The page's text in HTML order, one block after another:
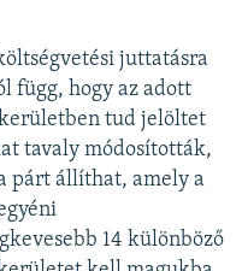
juttatásra
függ, hogy az adott
tud jelöltet
tavaly módosították,
párt állíthat, amely a
14 különböző